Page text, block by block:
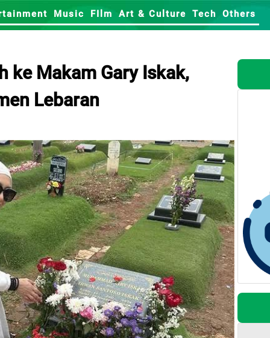
Music FIlm Art & Culture Tech Others
ke Makam Gary Iskak,
Lebaran